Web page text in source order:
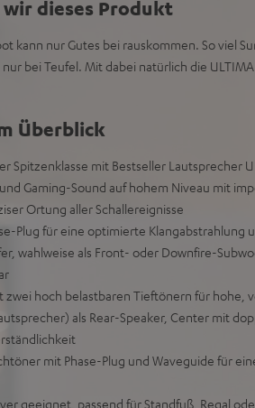
dieses Produkt
kann nur Gutes bei rauskommen. So viel
bei Teufel. Mit dabei natürlich die
Überblick
Spitzenklasse mit Bestseller Lautsprecher
Gaming-Sound auf hohem Niveau mit
Ortung aller Schallereignisse
Plug für eine optimierte Klangabstrahlung
wahlweise als Front- oder Downfire-
zwei hoch belastbaren Tieftönern für hohe,
als Rear-Speaker, Center mit
mit Phase-Plug und Waveguide für
geeignet, passend für Standfuß, Regal